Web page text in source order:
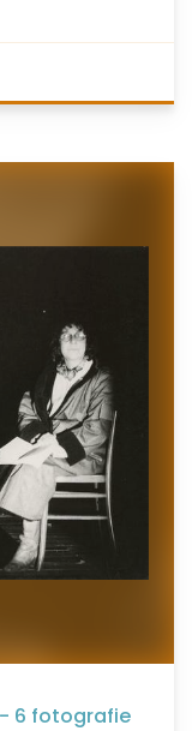
- 6 fotografie